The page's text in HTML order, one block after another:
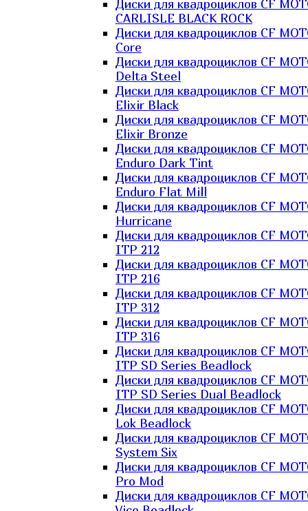
Диски для квадроциклов CF
CARLISLE BLACK ROCK
Диски для квадроциклов CF
Core
Диски для квадроциклов CF
Delta Steel
Диски для квадроциклов CF
Elixir Black
Диски для квадроциклов CF
Elixir Bronze
Диски для квадроциклов CF
Enduro Dark Tint
Диски для квадроциклов CF
Enduro Flat Mill
Диски для квадроциклов CF
Hurricane
Диски для квадроциклов CF
ITP 212
Диски для квадроциклов CF
ITP 216
Диски для квадроциклов CF
ITP 312
Диски для квадроциклов CF
ITP 316
Диски для квадроциклов CF
ITP SD Series Beadlock
Диски для квадроциклов CF
ITP SD Series Dual Beadlock
Диски для квадроциклов CF
Lok Beadlock
Диски для квадроциклов CF
System Six
Диски для квадроциклов CF
Pro Mod
Диски для квадроциклов CF